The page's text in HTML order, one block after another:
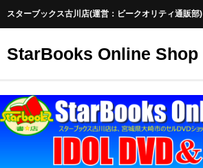
スターブックス古川店(運営：ビークオリティ通販部)
StarBooks Online Shop
ホーム
新商品